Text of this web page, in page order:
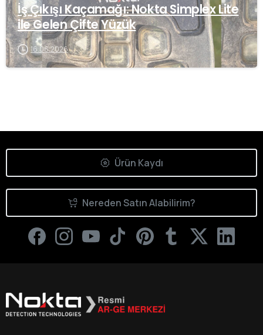
İş Çıkışı Kaçamağı: Nokta Simplex Lite
ile Gelen Çifte Yüzük
16.06.2026
Ürün Kaydı
Nereden Satın Alabilirim?